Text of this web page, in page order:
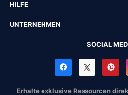
HILFE
UNTERNEHMEN
SOCIAL
Erhalte exklusive Ressourcen